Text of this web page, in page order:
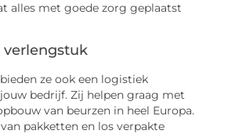
alles met goede zorg geplaatst
verlengstuk
ze ook een logistiek
bedrijf. Zij helpen graag met
van beurzen in heel Europa.
pakketten en los verpakte